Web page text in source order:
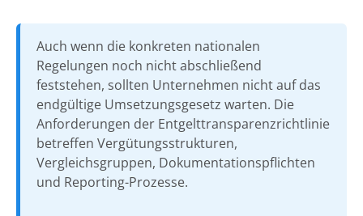
Auch wenn die konkreten nationalen
Regelungen noch nicht abschließend
feststehen, sollten Unternehmen nicht auf das
endgültige Umsetzungsgesetz warten. Die
Anforderungen der Entgelttransparenzrichtlinie
betreffen Vergütungsstrukturen,
Vergleichsgruppen, Dokumentationspflichten
und Reporting-Prozesse.